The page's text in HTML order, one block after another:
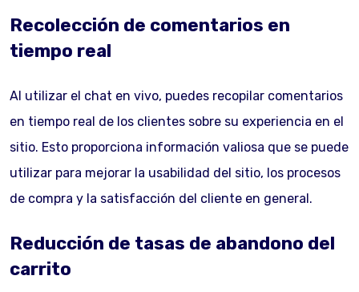
Recolección de comentarios en
tiempo real
Al utilizar el chat en vivo, puedes recopilar comentarios
en tiempo real de los clientes sobre su experiencia en el
sitio. Esto proporciona información valiosa que se puede
utilizar para mejorar la usabilidad del sitio, los procesos
de compra y la satisfacción del cliente en general.
Reducción de tasas de abandono del
carrito